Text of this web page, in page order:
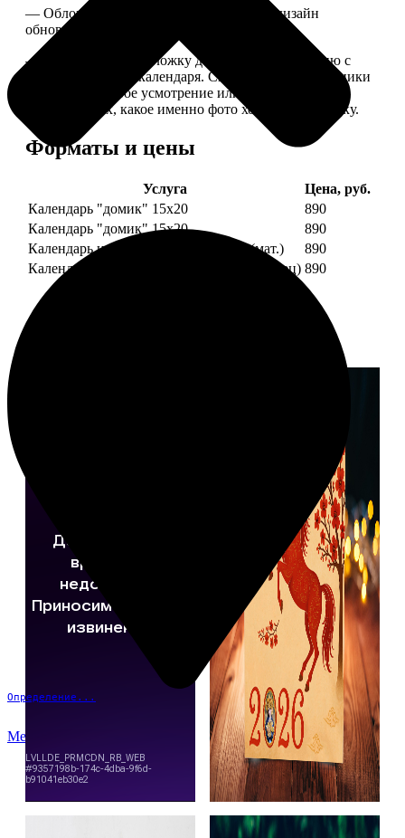
Определение...
Меню
— Обложка для календаря стандартная, дизайн
обновляем каждый год.
— В кружочек на обложку добавляем фотографию с
одной из страниц календаря. Снимок наши сотрудники
выбирают на свое усмотрение или пишите в
комментариях, какое именно фото хотите на обложку.
Форматы и цены
Услуга
Цена, руб.
Календарь "домик" 15х20
890
Календарь "домик" 15х20
890
Календарь настольный А5 210х148 (мат.)
890
Календарь настольный А5 210х148 (глянец) 890